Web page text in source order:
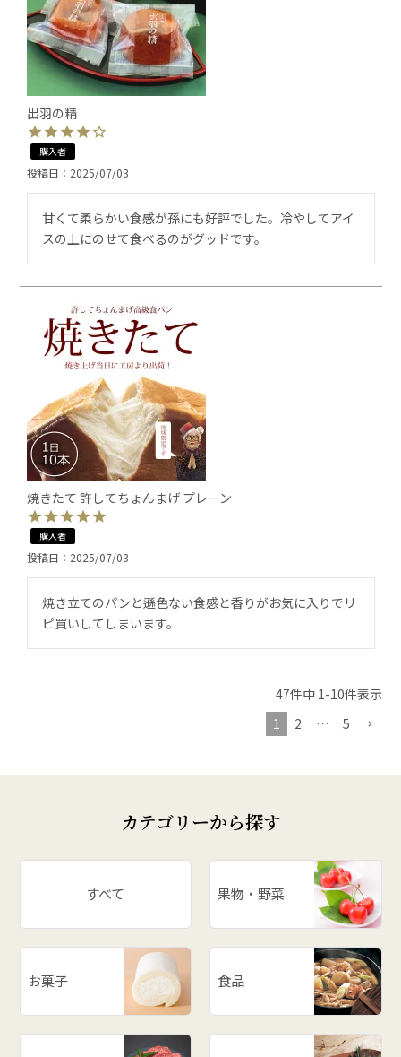
出羽の精
購入者
投稿日 2025/07/03
甘くて柔らかい食感が孫にも好評でした。冷やしてアイ
スの上にのせて食べるのがグッドです。
焼きたて 許してちょんまげ プレーン
購入者
投稿日 2025/07/03
焼き立てのパンと遜色ない食感と香りがお気に入りでリ
ピ買いしてしまいます。
47件中 1 -10件表示
1
2 … 5
カテゴリーから探す
すべて 果物・野菜
お菓子 食品